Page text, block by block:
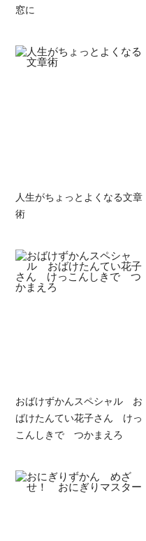
窓に
人生がちょっとよくなる文章
術
おばけずかんスペシャル お
ばけたんてい花子さん けっ
こんしきで つかまえろ